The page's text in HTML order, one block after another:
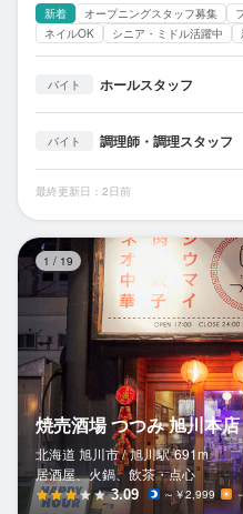
新着 オープニングスタッフ募集
ネイルOK
シニア・ミドル活躍中
バイト ホールスタッフ
バイト 調理師・調理スタッフ
最終更新日：2日前
1 / 19
焼売酒場 つつみ 旭川本店
北海道 旭川市 / 旭川駅 691m
居酒屋、火鍋、飲茶・点心
3.09 ～￥2,999 －